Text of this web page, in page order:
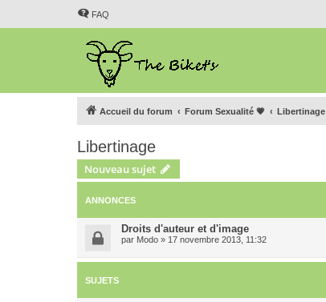
FAQ
Accueil du forum Forum Sexualité 💗 Libertinage
Libertinage
Nouveau sujet
ANNONCES
Droits d'auteur et d'image
par Modo » 17 novembre 2013, 11:32
SUJETS